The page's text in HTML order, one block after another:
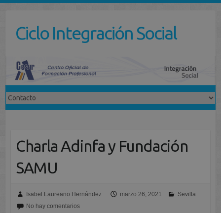
contenidoCiclo Integración Social
Charla Adinfa y Fundación
SAMU
Isabel Laureano Hernández marzo 26, 2021
Sevilla
No hay comentarios